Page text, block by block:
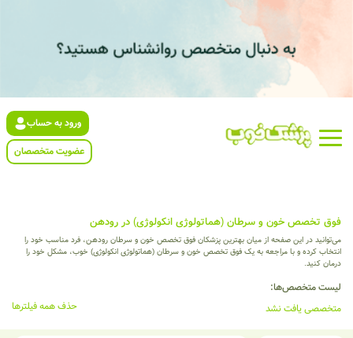
ورود به حساب
عضویت متخصصان
فوق تخصص خون و سرطان (هماتولوژی انکولوژی) در رودهن
می‌توانید در این صفحه از میان بهترین پزشکان فوق تخصص خون و سرطان رودهن، فرد مناسب خود را
انتخاب کرده و با مراجعه به یک فوق تخصص خون و سرطان (هماتولوژی انکولوژی) خوب، مشکل خود را
درمان کنید.
لیست متخصص‌ها:
متخصصی یافت نشد
حذف همه فیلترها